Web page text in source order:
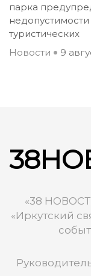
парка
туристических
Новости
9
«38
«Иркутский